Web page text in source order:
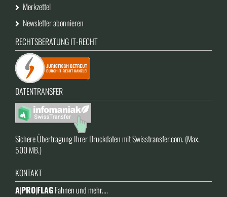
Merkzettel
Newsletter abonnieren
RECHTSBERATUNG IT-RECHT
DATENTRANSFER
Sichere Übertragung Ihrer Druckdaten mit Swisstransfer.com. (Max.
500 MB.)
KONTAKT
A|PRO|FLAGFahnen und mehr....